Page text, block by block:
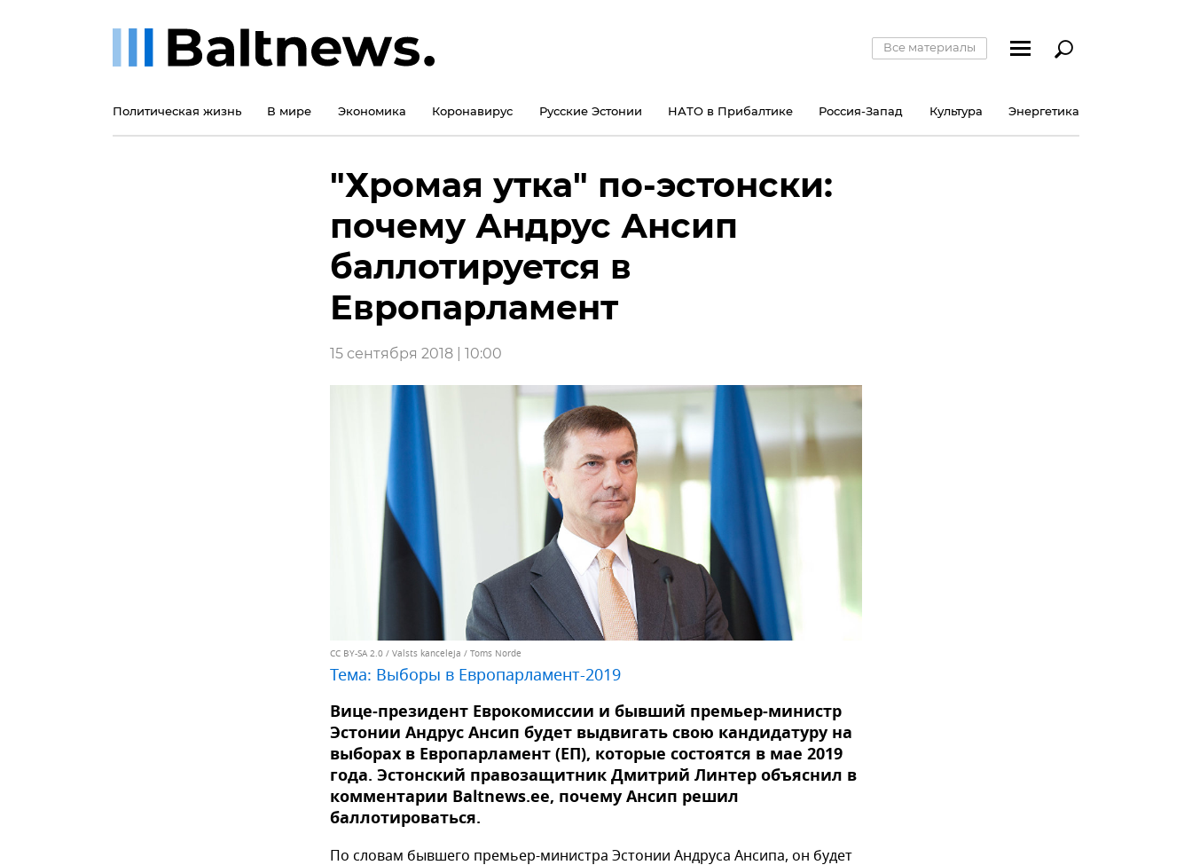
Все материалы
Политическая жизнь В мире Экономика Коронавирус Русские Эстонии НАТО в Прибалтике Россия-Запад Культура Энергетика
"Хромая утка" по-эстонски:
почему Андрус Ансип
баллотируется в
Европарламент
15 сентября 2018 | 10:00
CC BY-SA 2.0 / Valsts kanceleja / Toms Norde
Тема: Выборы в Европарламент-2019
Вице-президент Еврокомиссии и бывший премьер-министр
Эстонии Андрус Ансип будет выдвигать свою кандидатуру на
выборах в Европарламент (ЕП), которые состоятся в мае 2019
года. Эстонский правозащитник Дмитрий Линтер объяснил в
комментарии Baltnews.ee, почему Ансип решил
баллотироваться.
По словам бывшего премьер-министра Эстонии Андруса Ансипа, он будет